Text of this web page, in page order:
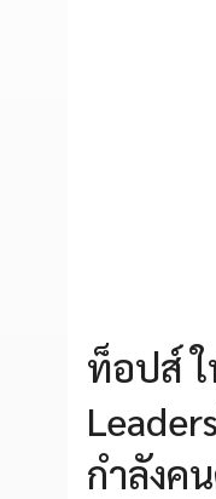
ท็อปส์ ใ
กำลังค